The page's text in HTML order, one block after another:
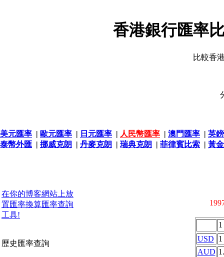
香港銀行匯率
比較香
美元匯率 | 歐元匯率 | 日元匯率 | 人民幣匯率 | 澳門匯率 | 英
泰幣外匯 | 挪威克朗 | 丹麥克朗 | 瑞典克朗 | 菲律賓比索 | 黃
在你的博客網站上放
置匯率換算匯率查詢
工具!
歷史匯率查詢
1
USD
1
AUD